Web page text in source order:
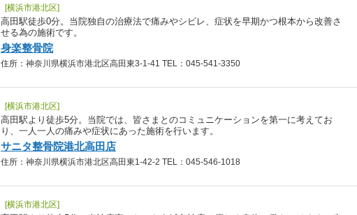
[横浜市港北区]
高田駅徒歩0分。当院独自の治療法で痛みやシビレ、症状を早期かつ根本から改善さ
せる為の施術です。
身楽整骨院
住所：神奈川県横浜市港北区高田東3-1-41 TEL：045-541-3350
[横浜市港北区]
高田駅より徒歩5分。当院では、皆さまとのコミュニケーションを第一に考えてお
り、一人一人の痛みや症状にあった施術を行います。
サニタ整骨院港北高田店
住所：神奈川県横浜市港北区高田東1-42-2 TEL：045-546-1018
[横浜市港北区]